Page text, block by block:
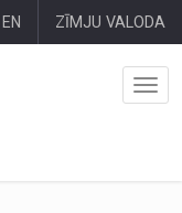
EN ZĪMJU VALODA